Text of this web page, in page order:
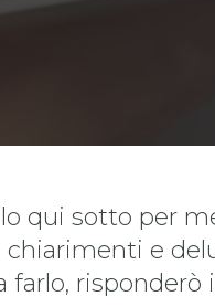
qui sotto per
e
farlo, risponderò